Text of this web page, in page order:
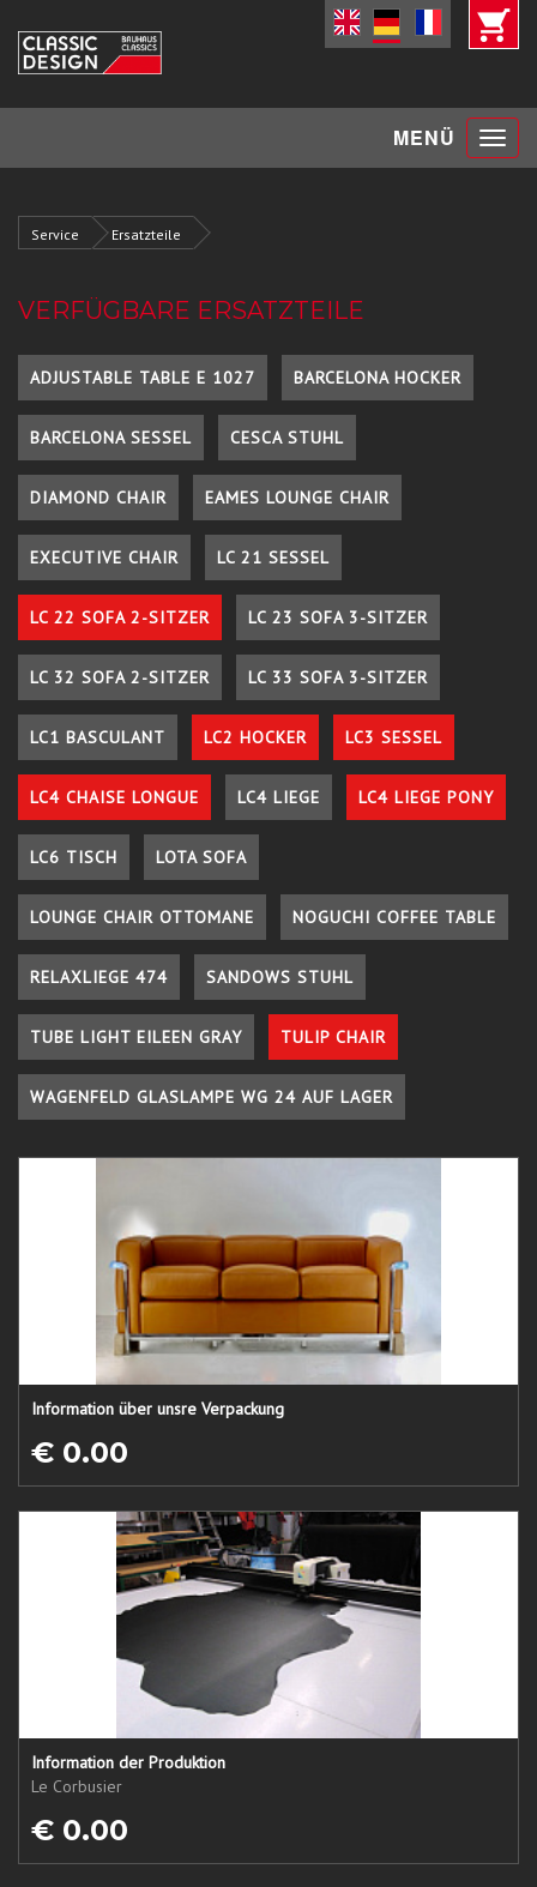
MENÜ Toggle
Service Ersatzteile
VERFÜGBARE ERSATZTEILE
ADJUSTABLE TABLE E 1027 BARCELONA HOCKER
BARCELONA SESSEL CESCA STUHL
DIAMOND CHAIR EAMES LOUNGE CHAIR
EXECUTIVE CHAIR LC 21 SESSEL
LC 22 SOFA 2-SITZER LC 23 SOFA 3-SITZER
LC 32 SOFA 2-SITZER LC 33 SOFA 3-SITZER
LC1 BASCULANT LC2 HOCKER LC3 SESSEL
LC4 CHAISE LONGUE LC4 LIEGE LC4 LIEGE PONY
LC6 TISCH LOTA SOFA
LOUNGE CHAIR OTTOMANE NOGUCHI COFFEE TABLE
RELAXLIEGE 474 SANDOWS STUHL
TUBE LIGHT EILEEN GRAY TULIP CHAIR
WAGENFELD GLASLAMPE WG 24 AUF LAGER
Information über unsre Verpackung
€ 0.00
Information der Produktion
Le Corbusier
€ 0.00